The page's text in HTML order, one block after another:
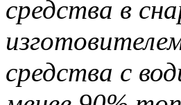
средства в
средства с